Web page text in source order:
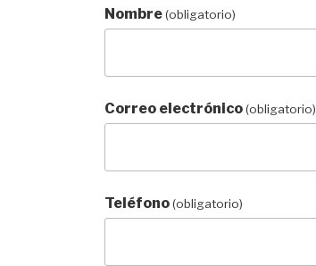
Nombre (obligatorio)
Correo electrónico (obligatorio)
Teléfono (obligatorio)